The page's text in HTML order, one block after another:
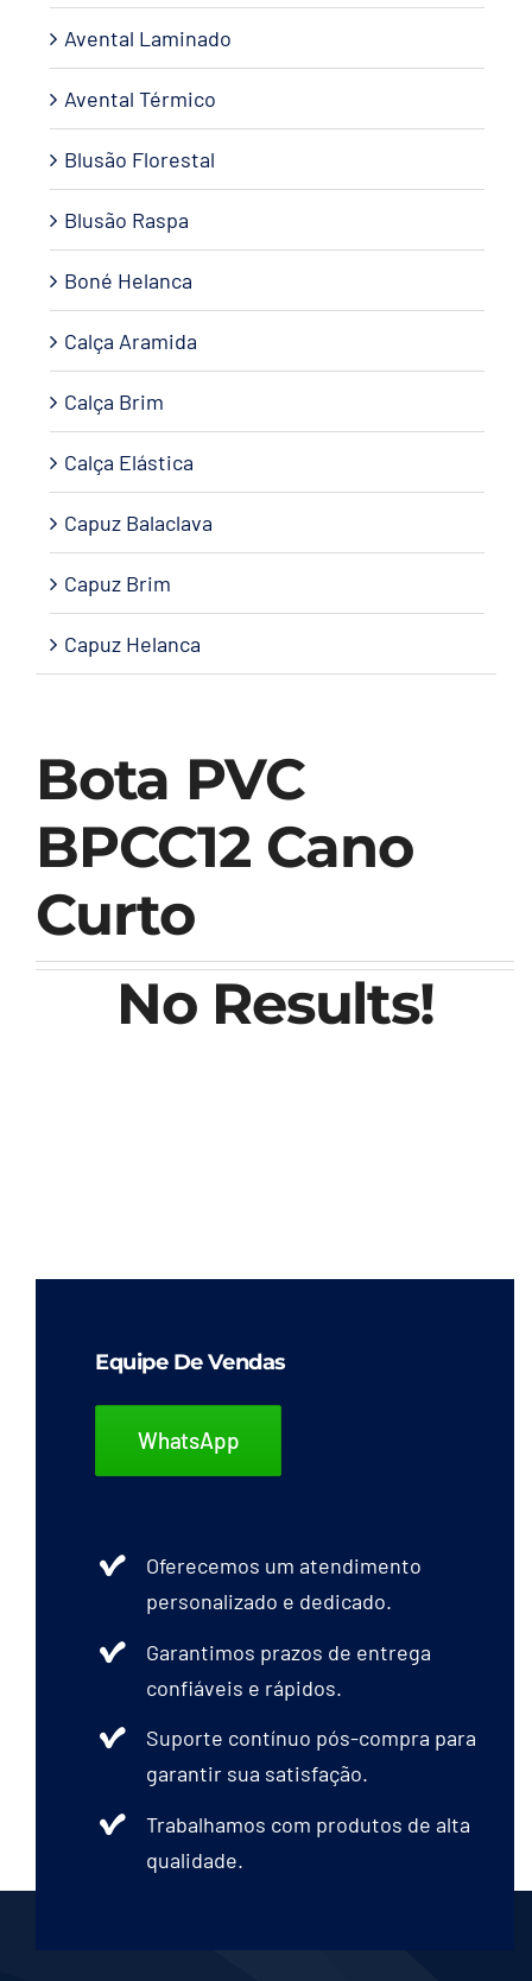
Bota PVC
BPCC12 Cano
Curto
No Results!
Avental Laminado
Avental Térmico
Blusão Florestal
Blusão Raspa
Boné Helanca
Calça Aramida
Calça Brim
Calça Elástica
Capuz Balaclava
Capuz Brim
Capuz Helanca
Equipe De Vendas
WhatsApp
Oferecemos um atendimento
personalizado e dedicado.
Garantimos prazos de entrega
confiáveis e rápidos.
Suporte contínuo pós-compra para
garantir sua satisfação.
Trabalhamos com produtos de alta
qualidade.